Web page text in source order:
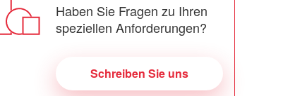
Haben Sie Fragen zu Ihren
speziellen Anforderungen?
Schreiben Sie uns